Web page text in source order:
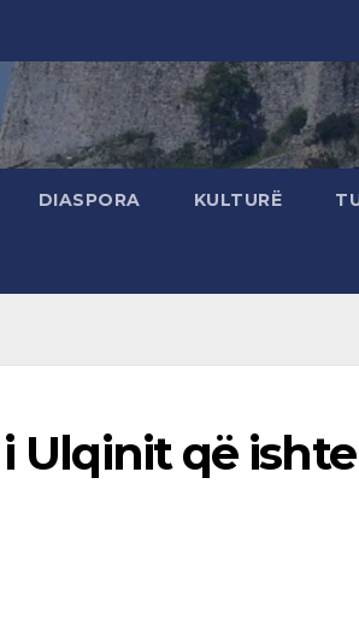
DIASPORA KULTURË
Ulqinit që ishte